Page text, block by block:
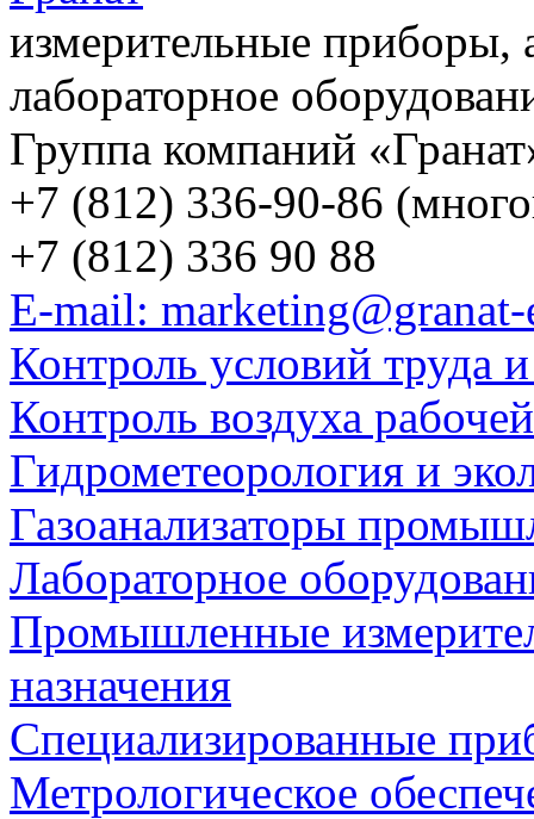
измерительные приборы,
лабораторное
Группа компаний
+7 (812) 336-90-86
+7 (812) 336 90 88
E-mail:
Контроль условий труда
Контроль воздуха
Гидрометеорология и
Газоанализаторы
Лабораторное
Промышленные
назначения
Специализированные
Метрологическое